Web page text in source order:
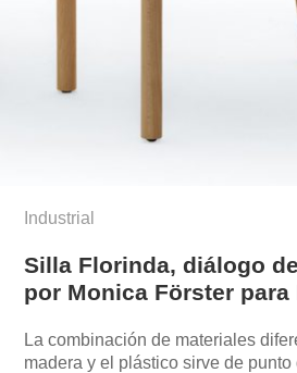
Industrial
Silla Florinda, diálogo
por Monica Förster para
La combinación de materiales
madera y el plástico sirve de punto